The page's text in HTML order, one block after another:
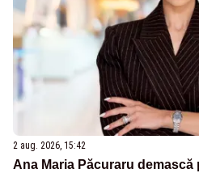
2 aug. 2026, 15:42
Ana Maria Păcuraru